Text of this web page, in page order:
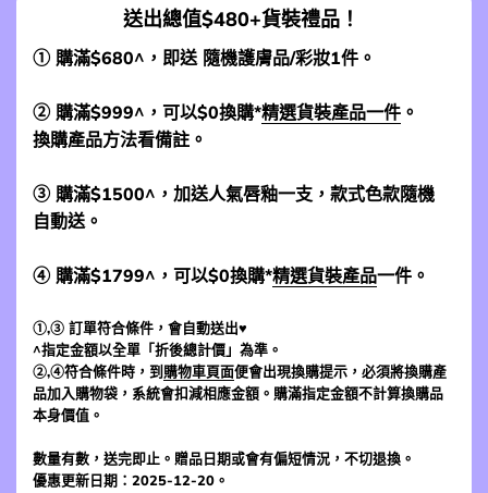
送出總值$480+貨裝禮品！
① 購滿$680^，即送 隨機護膚品/彩妝1件。
② 購滿$999^，可以$0換購*精選貨裝產品一件 。
換購產品方法看備註。
③ 購滿$1500^，加送人氣唇釉一支，款式色款隨機
自動送。
④ 購滿$1799^，可以$0換購*精選貨裝產品一件。
①,③ 訂單符合條件，會自動送出♥
^指定金額以全單「折後總計價」為準。
②,④符合條件時，到 購物車頁面便會出現換購提示，必須將換購產
品加入購物袋，系統會扣減相應金額。購滿指定金額不計算換購品
本身價值。
數量有數，送完即止。贈品日期或會有偏短情況，不切退換。
優惠更新日期：2025-12-20。